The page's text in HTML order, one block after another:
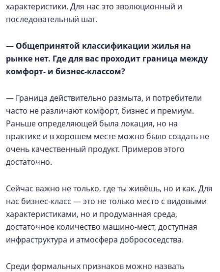
характеристики. Для нас это эволюционный и
последовательный шаг.
— Общепринятой классификации жилья на
рынке нет. Где для вас проходит граница между
комфорт- и бизнес-классом?
— Граница действительно размыта, и потребители
часто не различают комфорт, бизнес и премиум.
Раньше определяющей была локация, но на
практике и в хорошем месте можно было создать не
очень качественный продукт. Примеров этого
достаточно.
Сейчас важно не только, где ты живёшь, но и как. Для
нас бизнес-класс — это не только место с видовыми
характеристиками, но и продуманная среда,
достаточное количество машино-мест, доступная
инфраструктура и атмосфера добрососедства.
Среди формальных признаков можно назвать